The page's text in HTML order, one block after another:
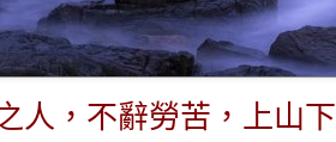
人，不辭勞苦，上山